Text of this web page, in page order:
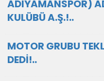
ADIYAMANSPOR)
KULÜBÜ A.Ş.!..
MOTOR GRUBU
DEDİ!..